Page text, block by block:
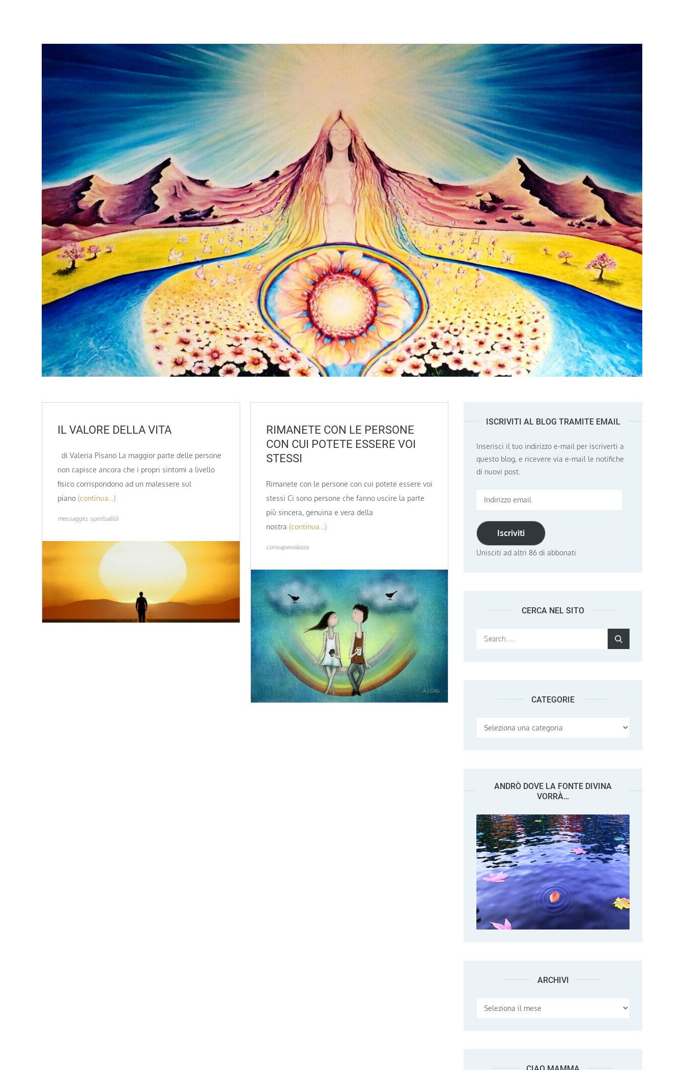
IL VALORE DELLA VITA
di Valeria Pisano La maggior parte delle persone
non capisce ancora che i propri sintomi a livello
fisico corrispondono ad un malessere sul
piano (continua…)
messaggio spiritualità
RIMANETE CON LE PERSONE
CON CUI POTETE ESSERE VOI
STESSI
Rimanete con le persone con cui potete essere voi
stessi Ci sono persone che fanno uscire la parte
più sincera, genuina e vera della
nostra (continua…)
consapevolezza
ISCRIVITI AL BLOG TRAMITE EMAIL
Inserisci il tuo indirizzo e-mail per iscriverti a
questo blog, e ricevere via e-mail le notifiche
di nuovi post.
Indirizzo
Iscriviti
Unisciti ad altri 86 di abbonati
CERCA NEL SITO
Search
CATEGORIE
Categorie
ANDRÒ DOVE LA FONTE DIVINA
VORRÀ…
ARCHIVI Archivi